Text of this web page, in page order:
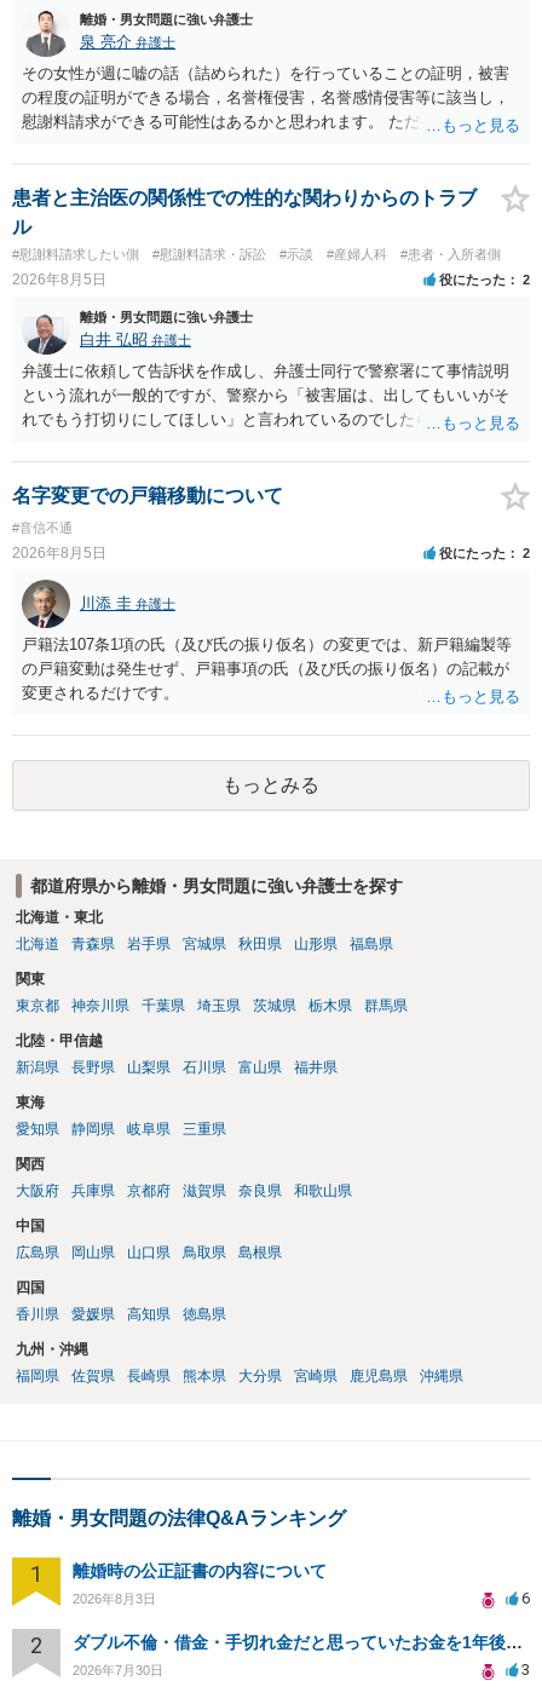
離婚・男女問題に強い弁護士
泉 亮介 弁護士
その女性が週に嘘の話（詰められた）を行っていることの証明，被害
の程度の証明ができる場合，名誉権侵害，名誉感情侵害等に該当し，
慰謝料請求ができる可能性はあるかと思われます。 ただ弁護士費用を
た方が良いでしょう。
患者と主治医の関係性での性的な関わりからのトラブ
ル
#慰謝料請求したい側 #慰謝料請求・訴訟 #示談 #産婦人科 #患者・入所者側
2026年8月5日 役にたった 2
離婚・男女問題に強い弁護士
白井 弘昭 弁護士
弁護士に依頼して告訴状を作成し、弁護士同行で警察署にて事情説明
という流れが一般的ですが、警察から「被害届は、出してもいいがそ
れでもう打切りにしてほしい」と言われているのでしたら、あまり結
検察庁に訴えるのもありかもしれないですが、実際に捜査をするの
は、結局所轄だと思われますので、やはり結論は変わらないかもしれ
ないです。 一度、最寄りの「刑事に強い」とうたっている弁護士に相
談してみてはいかがでしょうか。 以上、ご参考まで。
名字変更での戸籍移動について
#音信不通
2026年8月5日 役にたった 2
川添 圭 弁護士
戸籍法107条1項の氏（及び氏の振り仮名）の変更では、新戸籍編製等
の戸籍変動は発生せず、戸籍事項の氏（及び氏の振り仮名）の記載が
変更されるだけです。
もっとみる
都道府県から離婚・男女問題に強い弁護士を探す
北海道・東北
北海道
青森県 岩手県 宮城県 秋田県 山形県 福島県
関東
東京都
神奈川県 千葉県 埼玉県 茨城県 栃木県 群馬県
北陸・甲信越
新潟県
長野県 山梨県 石川県 富山県 福井県
東海
愛知県
静岡県 岐阜県 三重県
関西
大阪府
兵庫県 京都府 滋賀県 奈良県 和歌山県
中国
広島県
岡山県 山口県 鳥取県 島根県
四国
香川県
愛媛県 高知県 徳島県
九州・沖縄
福岡県
佐賀県 長崎県 熊本県 大分県 宮崎県 鹿児島県 沖縄県
離婚・男女問題の法律Q&Aランキング
1 離婚時の公正証書の内容について
2026年8月3日 6
2 ダブル不倫・借金・手切れ金だと思っていたお金を1年後いまさら脅迫罪として通知書が来てまとめて請求
2026年7月30日 3